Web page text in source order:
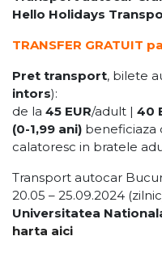
Hello Holidays
TRANSFER GRATUIT
Pret transport, bilete
intors):
de la 45 EUR/adult | 40
(0-1,99 ani) beneficiaza
calatoresc in bratele
Transport autocar
20.05 – 25.09.2024
Universitatea
harta aici